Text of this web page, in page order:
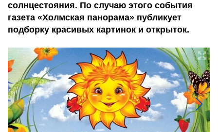
солнцестояния. По случаю этого события
газета «Холмская панорама» публикует
подборку красивых картинок и открыток.